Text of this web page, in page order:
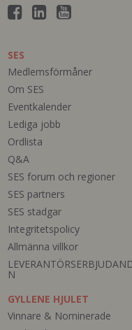
SES
Medlemsförmåner
Om SES
Eventkalender
Lediga jobb
Ordlista
Q&A
SES forum och regioner
SES partners
SES stadgar
Integritetspolicy
Allmänna villkor
N
GYLLENE HJULET
Vinnare & Nominerade